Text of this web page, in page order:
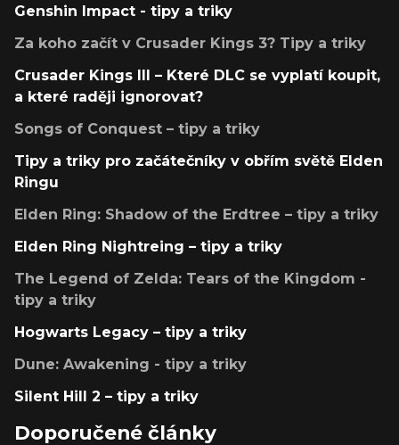
Genshin Impact - tipy a triky
Za koho začít v Crusader Kings 3? Tipy a triky
Crusader Kings III – Které DLC se vyplatí koupit,
a které raději ignorovat?
Songs of Conquest – tipy a triky
Tipy a triky pro začátečníky v obřím světě Elden
Ringu
Elden Ring: Shadow of the Erdtree – tipy a triky
Elden Ring Nightreing – tipy a triky
The Legend of Zelda: Tears of the Kingdom -
tipy a triky
Hogwarts Legacy – tipy a triky
Dune: Awakening - tipy a triky
Silent Hill 2 – tipy a triky
Doporučené články